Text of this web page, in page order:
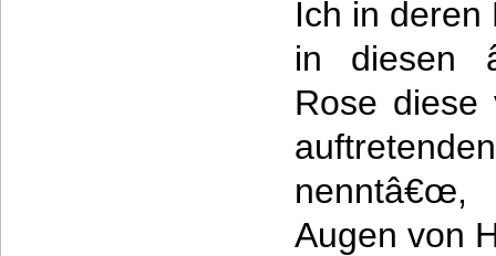
Ich in
in diesen
Rose diese
Augen von